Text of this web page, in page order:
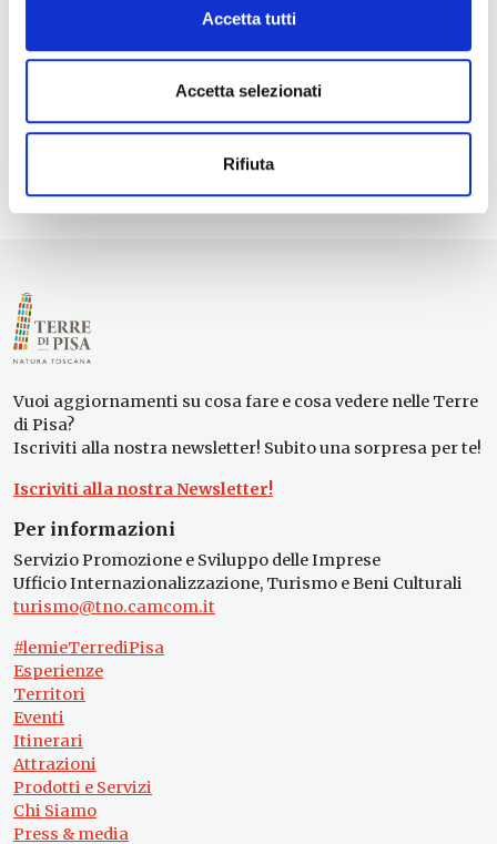
Accetta tutti
Accetta selezionati
Rifiuta
Dichiaro di aver preso visione delle presenti
condizionie generali di contatto, manifesto il
consenso al trattamento dei miei dati personali.
Vuoi aggiornamenti su cosa fare e cosa vedere nelle Terre
di Pisa?
Iscriviti alla nostra newsletter! Subito una sorpresa per te!
Iscriviti alla nostra Newsletter!
Per informazioni
Servizio Promozione e Sviluppo delle Imprese
Ufficio Internazionalizzazione, Turismo e Beni Culturali
turismo@tno.camcom.it
#lemieTerrediPisa
Esperienze
Territori
Eventi
Itinerari
Attrazioni
Prodotti e Servizi
Chi Siamo
Press & media